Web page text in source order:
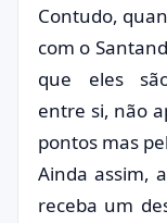
Contudo,
com o
que eles
entre si, não
pontos mas
Ainda assim,
receba um